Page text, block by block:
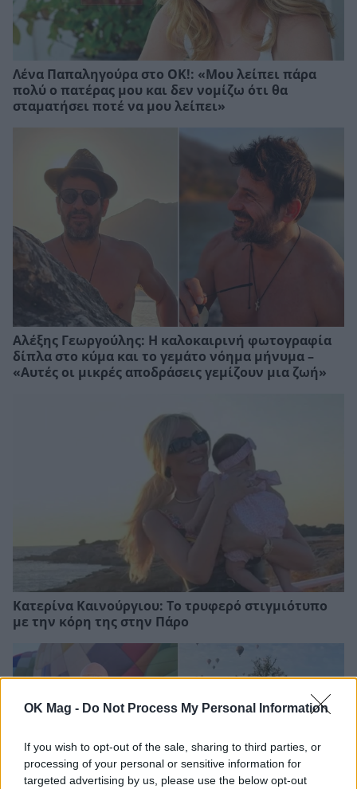
OK Mag - Do Not Process My Personal Information
If you wish to opt-out of the sale, sharing to third parties, or
processing of your personal or sensitive information for
targeted advertising by us, please use the below opt-out
Λένα Παπαληγούρα στο ΟΚ!: «Μου λείπει πάρα
πολύ ο πατέρας μου και δεν νομίζω ότι θα
σταματήσει ποτέ να μου λείπει»
Αλέξης Γεωργούλης: Η καλοκαιρινή φωτογραφία
δίπλα στο κύμα και το γεμάτο νόημα μήνυμα –
«Αυτές οι μικρές αποδράσεις γεμίζουν μια ζωή»
Κατερίνα Καινούργιου: Το τρυφερό στιγμιότυπο
με την κόρη της στην Πάρο